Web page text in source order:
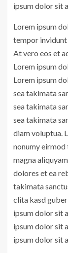
ipsum dolor sit
Lorem ipsum
tempor invidunt
At vero eos et
Lorem ipsum
Lorem ipsum
sea takimata
sea takimata
sea takimata
diam voluptua.
nonumy
magna
dolores et ea
takimata
clita kasd
ipsum dolor sit
ipsum dolor sit
ipsum dolor sit